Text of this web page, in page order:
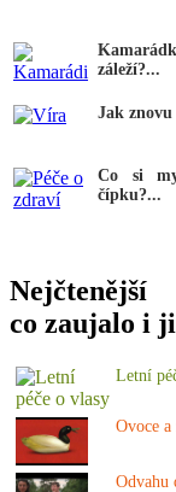
záleží?...
Jak
Co si
čípku?...
Nejčtenější
co zaujalo i
Letní
Ovoce
Odvahu